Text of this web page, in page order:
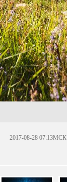
2017-08-28 07:13МСК